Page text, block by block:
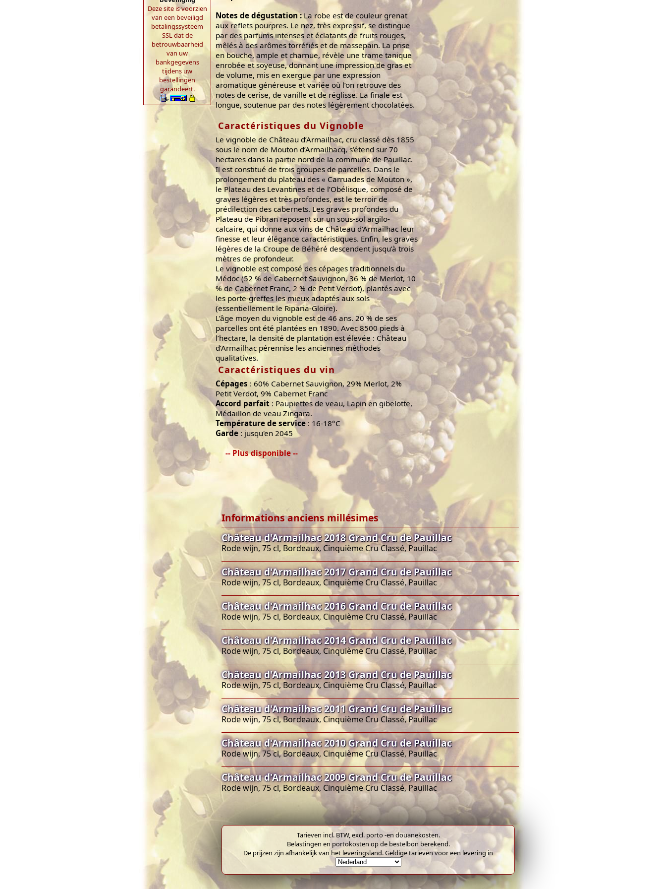
Deze site is voorzien
van een beveiligd
betalingssysteem
SSL dat de
betrouwbaarheid
van uw
bankgegevens
tijdens uw
bestellingen
garandeert.
Notes de dégustation :La robe est de couleur grenat
aux reflets pourpres. Le nez, très expressif, se distingue
par des parfums intenses et éclatants de fruits rouges,
mêlés à des arômes torréfiés et de massepain. La prise
en bouche, ample et charnue, révèle une trame tanique
enrobée et soyeuse, donnant une impression de gras et
de volume, mis en exergue par une expression
aromatique généreuse et variée où l’on retrouve des
notes de cerise, de vanille et de réglisse. La finale est
longue, soutenue par des notes légèrement chocolatées.
Caractéristiques du Vignoble
Le vignoble de Château d’Armailhac, cru classé dès 1855
sous le nom de Mouton d’Armailhacq, s’étend sur 70
hectares dans la partie nord de la commune de Pauillac.
Il est constitué de trois groupes de parcelles. Dans le
prolongement du plateau des « Carruades de Mouton »,
le Plateau des Levantines et de l’Obélisque, composé de
graves légères et très profondes, est le terroir de
prédilection des cabernets. Les graves profondes du
Plateau de Pibran reposent sur un sous-sol argilo-
calcaire, qui donne aux vins de Château d’Armailhac leur
finesse et leur élégance caractéristiques. Enfin, les graves
légères de la Croupe de Béhéré descendent jusqu’à trois
mètres de profondeur.
Le vignoble est composé des cépages traditionnels du
Médoc (52 % de Cabernet Sauvignon, 36 % de Merlot, 10
% de Cabernet Franc, 2 % de Petit Verdot), plantés avec
les porte-greffes les mieux adaptés aux sols
(essentiellement le Riparia-Gloire).
L’âge moyen du vignoble est de 46 ans. 20 % de ses
parcelles ont été plantées en 1890. Avec 8500 pieds à
l’hectare, la densité de plantation est élevée : Château
d’Armailhac pérennise les anciennes méthodes
qualitatives.
Caractéristiques du vin
Cépages : 60% Cabernet Sauvignon, 29% Merlot, 2%
Petit Verdot, 9% Cabernet Franc
Accord parfait : Paupiettes de veau, Lapin en gibelotte,
Médaillon de veau Zingara.
Température de service : 16-18°C
Garde : jusqu'en 2045
-- Plus disponible --
Informations anciens millésimes
Château d'Armailhac 2018 Grand Cru de Pauillac
Rode wijn, 75 cl, Bordeaux, Cinquième Cru Classé, Pauillac
Château d'Armailhac 2017 Grand Cru de Pauillac
Rode wijn, 75 cl, Bordeaux, Cinquième Cru Classé, Pauillac
Château d'Armailhac 2016 Grand Cru de Pauillac
Rode wijn, 75 cl, Bordeaux, Cinquième Cru Classé, Pauillac
Château d'Armailhac 2014 Grand Cru de Pauillac
Rode wijn, 75 cl, Bordeaux, Cinquième Cru Classé, Pauillac
Château d'Armailhac 2013 Grand Cru de Pauillac
Rode wijn, 75 cl, Bordeaux, Cinquième Cru Classé, Pauillac
Château d'Armailhac 2011 Grand Cru de Pauillac
Rode wijn, 75 cl, Bordeaux, Cinquième Cru Classé, Pauillac
Château d'Armailhac 2010 Grand Cru de Pauillac
Rode wijn, 75 cl, Bordeaux, Cinquième Cru Classé, Pauillac
Château d'Armailhac 2009 Grand Cru de Pauillac
Rode wijn, 75 cl, Bordeaux, Cinquième Cru Classé, Pauillac
Tarieven incl. BTW, excl. porto -en douanekosten.
Belastingen en portokosten op de bestelbon berekend.
De prijzen zijn afhankelijk van het leveringsland. Geldige tarieven voor een levering in